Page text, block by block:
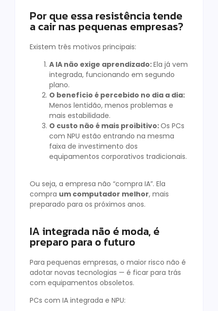
Por que essa resistência tende
a cair nas pequenas empresas?
Existem três motivos principais:
A IA não exige aprendizado:Ela já vem
integrada, funcionando em segundo
plano.
O benefício é percebido no dia a dia:
Menos lentidão, menos problemas e
mais estabilidade.
O custo não é mais proibitivo:Os PCs
com NPU estão entrando na mesma
faixa de investimento dos
equipamentos corporativos tradicionais.
Ou seja, a empresa não “compra IA”. Ela
compra um computador melhor, mais
preparado para os próximos anos.
IA integrada não é moda, é
preparo para o futuro
Para pequenas empresas, o maior risco não é
adotar novas tecnologias — é ficar para trás
com equipamentos obsoletos.
PCs com IA integrada e NPU: